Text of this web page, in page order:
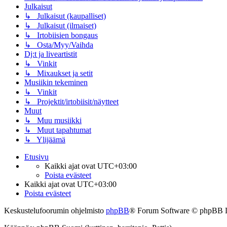
Julkaisut
↳ Julkaisut (kaupalliset)
↳ Julkaisut (ilmaiset)
↳ Irtobiisien bongaus
↳ Osta/Myy/Vaihda
Dj:t ja liveartistit
↳ Vinkit
↳ Mixaukset ja setit
Musiikin tekeminen
↳ Vinkit
↳ Projektit/irtobiisit/näytteet
Muut
↳ Muu musiikki
↳ Muut tapahtumat
↳ Ylijäämä
Etusivu
Kaikki ajat ovat UTC+03:00
Poista evästeet
Kaikki ajat ovat UTC+03:00
Poista evästeet
Keskustelufoorumin ohjelmisto phpBB® Forum Software © phpBB